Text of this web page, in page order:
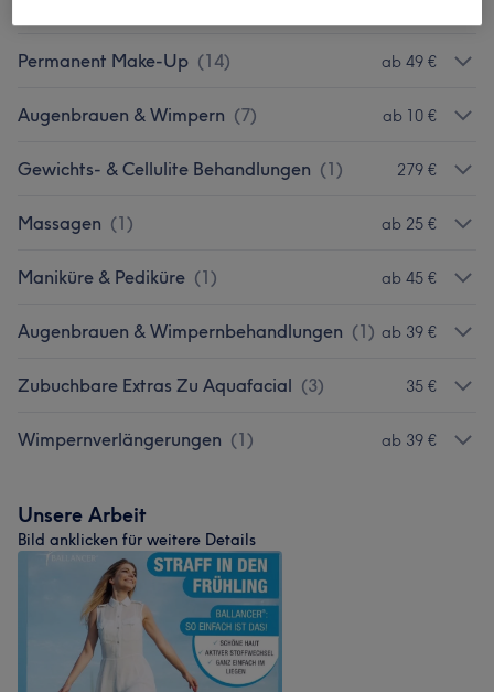
Permanent Make-Up (14) ab 49 €
Augenbrauen & Wimpern (7) ab 10 €
Gewichts- & Cellulite Behandlungen (1) 279 €
Massagen (1) ab 25 €
Maniküre & Pediküre (1) ab 45 €
Augenbrauen & Wimpernbehandlungen (1) ab 39 €
Zubuchbare Extras Zu Aquafacial (3) 35 €
Wimpernverlängerungen (1) ab 39 €
Unsere Arbeit
Bild anklicken für weitere Details